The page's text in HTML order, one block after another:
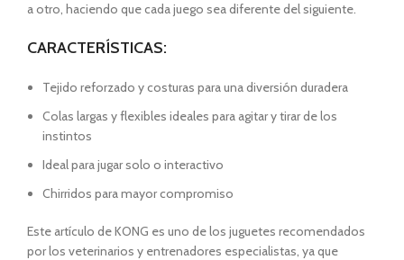
a otro, haciendo que cada juego sea diferente del siguiente.
CARACTERÍSTICAS:
Tejido reforzado y costuras para una diversión duradera
Colas largas y flexibles ideales para agitar y tirar de los
instintos
Ideal para jugar solo o interactivo
Chirridos para mayor compromiso
Este artículo de KONG es uno de los juguetes recomendados
por los veterinarios y entrenadores especialistas, ya que